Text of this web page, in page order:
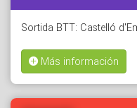
Sortida BTT: Castelló
Más información